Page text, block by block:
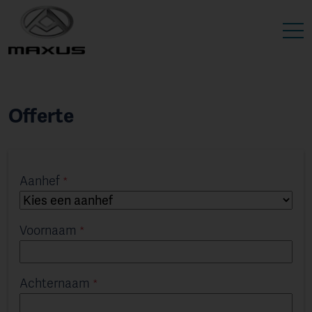
Offerte
Aanhef
Voornaam
Achternaam